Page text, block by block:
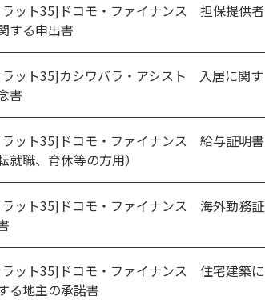
ット35]ドコモ・ファイナンス 担保提供者
する申出書
ット35]カシワバラ・アシスト 入居に関す
書
ット35]ドコモ・ファイナンス 給与証明書
転就職、育休等の方用）
ット35]ドコモ・ファイナンス 海外勤務証
ット35]ドコモ・ファイナンス 住宅建築に
る地主の承諾書